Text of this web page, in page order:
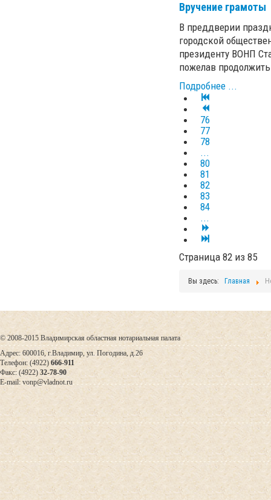
Вручение грамоты
В преддверии
городской
президенту ВОНП
пожелав
Подробнее ...
76
77
78
...
80
81
82
83
84
...
Страница 82 из 85
Вы здесь: Главная
© 2008-2015 Владимирская областная нотариальная палата
Адрес: 600016, г.Владимир, ул. Погодина, д.26
Телефон: (4922) 666-911
Факс: (4922) 32-78-90
E-mail: vonp@vladnot.ru